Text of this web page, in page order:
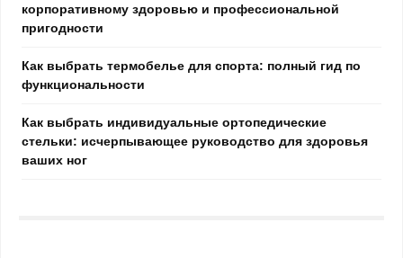
корпоративному здоровью и профессиональной
пригодности
Как выбрать термобелье для спорта: полный гид по
функциональности
Как выбрать индивидуальные ортопедические
стельки: исчерпывающее руководство для здоровья
ваших ног